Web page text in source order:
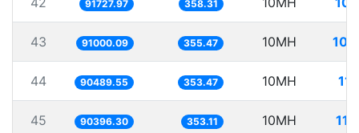
91727.97 358.31
43 91000.09 355.47 10MH
44 90489.55 353.47 10MH
45 90396.30 353.11 10MH